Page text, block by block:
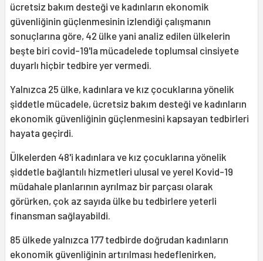
ücretsiz bakım desteği ve kadınların ekonomik
güvenliğinin güçlenmesinin izlendiği çalışmanın
sonuçlarına göre, 42 ülke yani analiz edilen ülkelerin
beşte biri covid-19'la mücadelede toplumsal cinsiyete
duyarlı hiçbir tedbire yer vermedi.
Yalnızca 25 ülke, kadınlara ve kız çocuklarına yönelik
şiddetle mücadele, ücretsiz bakım desteği ve kadınların
ekonomik güvenliğinin güçlenmesini kapsayan tedbirleri
hayata geçirdi.
Ülkelerden 48'i kadınlara ve kız çocuklarına yönelik
şiddetle bağlantılı hizmetleri ulusal ve yerel Kovid-19
müdahale planlarının ayrılmaz bir parçası olarak
görürken, çok az sayıda ülke bu tedbirlere yeterli
finansman sağlayabildi.
85 ülkede yalnızca 177 tedbirde doğrudan kadınların
ekonomik güvenliğinin artırılması hedeflenirken,